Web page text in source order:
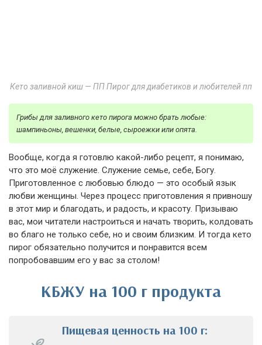
Кето заливной киш — ПП Пирог для диабетиков и любителей пп
Грибы для заливного кето пирога можно брать любые:
шампиньоны, вешенки, белые, сыроежки или опята.
Вообще, когда я готовлю какой-либо рецепт, я понимаю,
что это моё служение. Служение семье, себе, Богу.
Приготовленное с любовью блюдо — это особый язык
любви женщины. Через процесс приготовления я привношу
в этот мир и благодать, и радость, и красоту. Призываю
вас, мои читатели настроиться и начать творить, колдовать
во благо не только себе, но и своим близким. И тогда кето
пирог обязательно получится и понравится всем
попробовавшим его у вас за столом!
КБЖУ на 100 г продукта
Пищевая ценность на 100 г: